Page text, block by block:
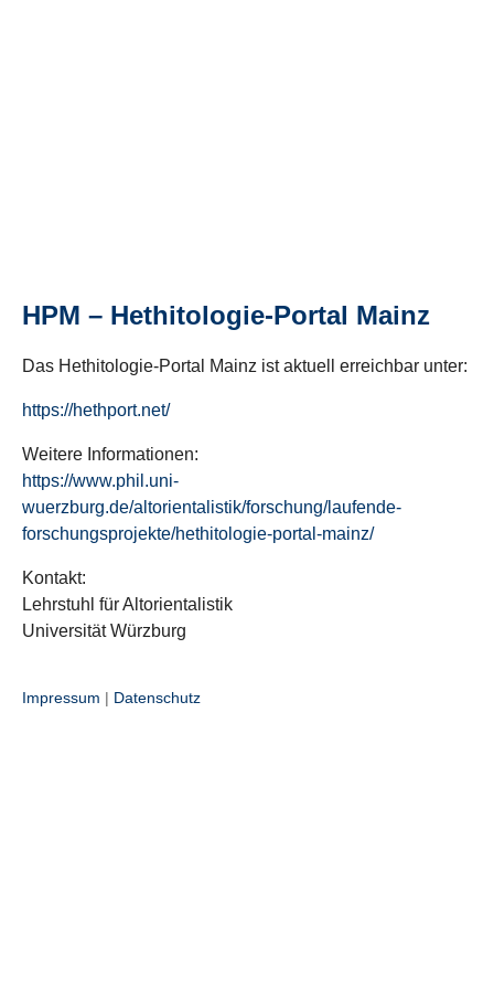
HPM – Hethitologie-Portal Mainz
Das Hethitologie-Portal Mainz ist aktuell erreichbar unter:
https://hethport.net/
Weitere Informationen:
https://www.phil.uni-
wuerzburg.de/altorientalistik/forschung/laufende-
forschungsprojekte/hethitologie-portal-mainz/
Kontakt:
Lehrstuhl für Altorientalistik
Universität Würzburg
Impressum | Datenschutz